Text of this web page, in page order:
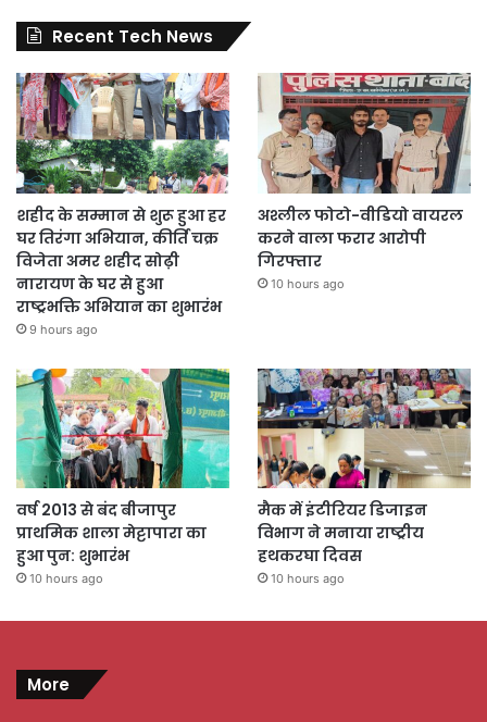
Recent Tech News
शहीद के सम्मान से शुरू हुआ हर
घर तिरंगा अभियान, कीर्ति चक्र
विजेता अमर शहीद सोढ़ी
नारायण के घर से हुआ
राष्ट्रभक्ति अभियान का शुभारंभ
9 hours ago
अश्लील फोटो-वीडियो वायरल
करने वाला फरार आरोपी
गिरफ्तार
10 hours ago
वर्ष 2013 से बंद बीजापुर
प्राथमिक शाला मेट्टापारा का
हुआ पुन: शुभारंभ
10 hours ago
मैक में इंटीरियर डिजाइन
विभाग ने मनाया राष्ट्रीय
हथकरघा दिवस
10 hours ago
More